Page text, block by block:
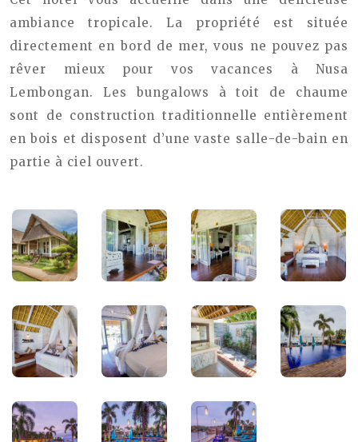
ambiance tropicale. La propriété est située
directement en bord de mer, vous ne pouvez pas
rêver mieux pour vos vacances à Nusa
Lembongan. Les bungalows à toit de chaume
sont de construction traditionnelle entièrement
en bois et disposent d’une vaste salle-de-bain en
partie à ciel ouvert.